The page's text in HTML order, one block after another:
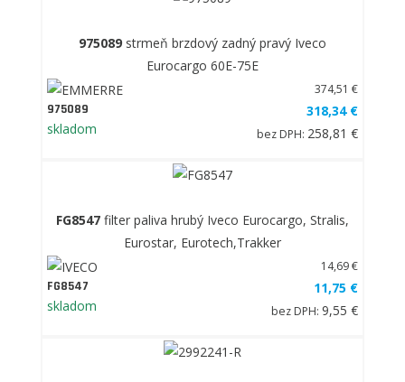
975089 strmeň brzdový zadný pravý Iveco
Eurocargo 60E-75E
975089
skladom
374,51 €
318,34 €
bez DPH: 258,81 €
FG8547 filter paliva hrubý Iveco Eurocargo, Stralis,
Eurostar, Eurotech,Trakker
FG8547
skladom
14,69 €
11,75 €
bez DPH: 9,55 €